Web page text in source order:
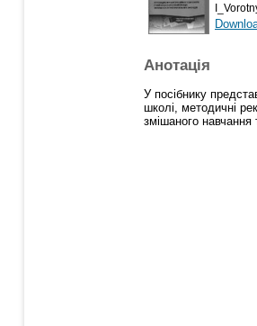
Анотація
У посібнику
школі, методичні
змішаного навчання